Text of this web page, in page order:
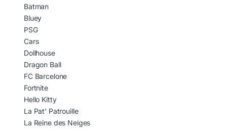
Batman
Bluey
PSG
Cars
Dollhouse
Dragon Ball
FC Barcelone
Fortnite
Hello Kitty
La Pat’ Patrouille
La Reine des Neiges